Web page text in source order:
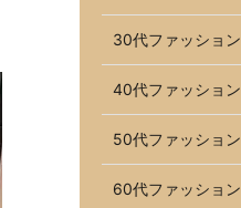
30代ファッション
40代ファッション
50代ファッション
60代ファッション